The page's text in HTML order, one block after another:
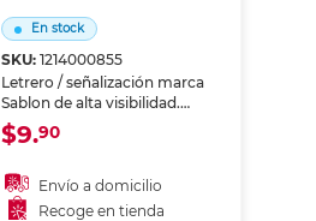
En stock
SKU: 1214000855
Letrero / señalización marca
Sablon de alta visibilidad.
Identifica zonas, riesgos o
instrucciones en oficinas,
Material resistente al uso
prolongado.
$9.90
Envío a domicilio
Recoge en tienda